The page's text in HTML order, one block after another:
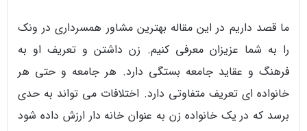
ما قصد داریم در این مقاله بهترین مشاور همسرداری در ونک
را به شما عزیزان معرفی کنیم. زن داشتن و تعریف او به
فرهنگ و عقاید جامعه بستگی دارد. هر جامعه و حتی هر
خانواده ای تعریف متفاوتی دارد. اختلافات می تواند به حدی
برسد که در یک خانواده زن به عنوان خانه دار ارزش داده شود